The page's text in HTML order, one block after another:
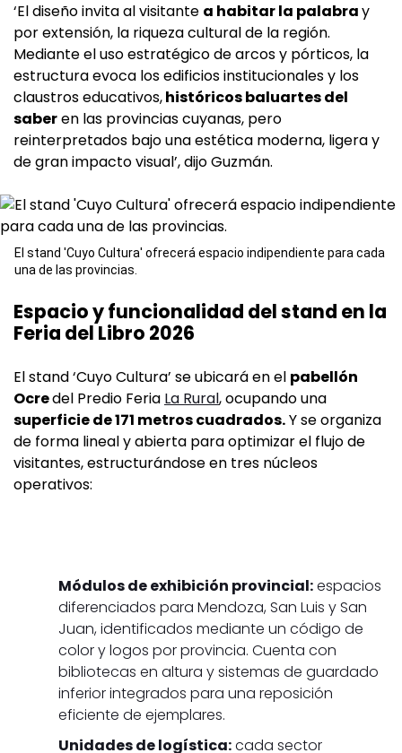
‘El diseño invita al visitante a habitar la palabray
por extensión, la riqueza cultural de la región.
Mediante el uso estratégico de arcos y pórticos, la
estructura evoca los edificios institucionales y los
claustros educativos,históricos baluartes del
saberen las provincias cuyanas, pero
reinterpretados bajo una estética moderna, ligera y
de gran impacto visual’, dijo Guzmán.
El stand 'Cuyo Cultura' ofrecerá espacio indipendiente para cada
una de las provincias.
Espacio y funcionalidad del stand en la
Feria del Libro 2026
El stand ‘Cuyo Cultura’ se ubicará en el pabellón
Ocredel Predio Feria La Rural, ocupando una
superficie de 171 metros cuadrados.Y se organiza
de forma lineal y abierta para optimizar el flujo de
visitantes, estructurándose en tres núcleos
operativos:
Módulos de exhibición provincial:espacios
diferenciados para Mendoza, San Luis y San
Juan, identificados mediante un código de
color y logos por provincia. Cuenta con
bibliotecas en altura y sistemas de guardado
inferior integrados para una reposición
eficiente de ejemplares.
Unidades de logística:cada sector